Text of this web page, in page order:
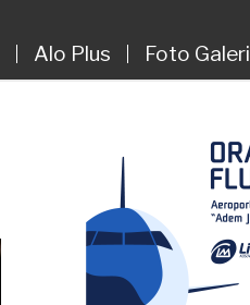
Alo Plus Foto Galeri